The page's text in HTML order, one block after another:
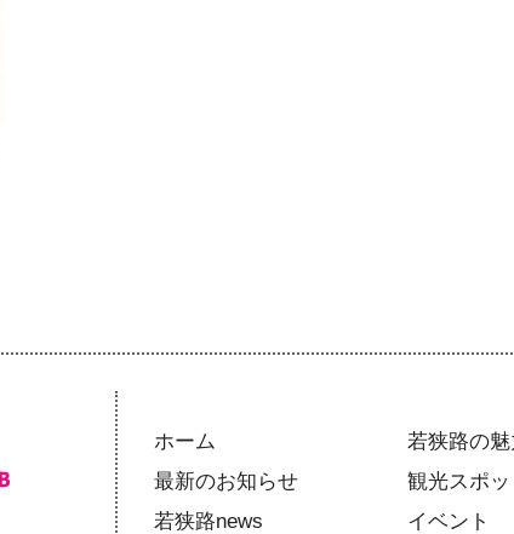
ホーム
最新のお知らせ
若狭路news
若狭路の
観光スポ
イベント